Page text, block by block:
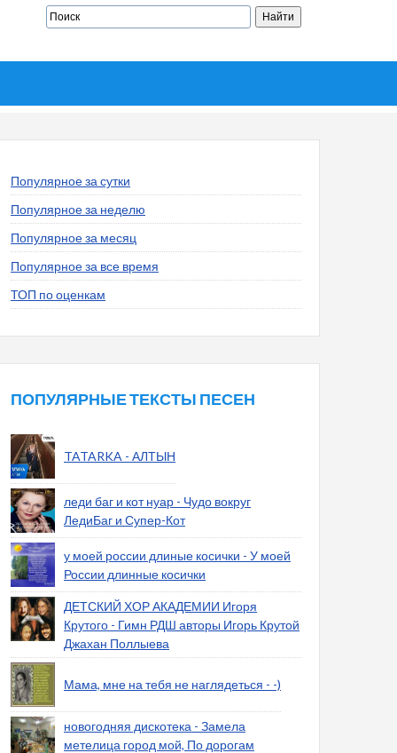
Популярное за сутки
Популярное за неделю
Популярное за месяц
Популярное за все время
ТОП по оценкам
ПОПУЛЯРНЫЕ ТЕКСТЫ ПЕСЕН
TATARKA - АЛТЫН
леди баг и кот нуар - Чудо вокруг
ЛедиБаг и Супер-Кот
у моей россии длиные косички - У моей
России длинные косички
ДЕТСКИЙ ХОР АКАДЕМИИ Игоря
Крутого - Гимн РДШ авторы Игорь Крутой
Джахан Поллыева
Мама, мне на тебя не наглядеться - -)
новогодняя дискотека - Замела
метелица город мой, По дорогам